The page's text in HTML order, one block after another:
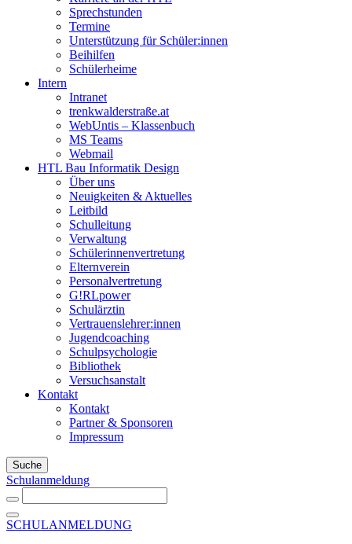
Sprechstunden
Termine
Unterstützung für Schüler:innen
Beihilfen
Schülerheime
Intern
Intranet
trenkwalderstraße.at
WebUntis – Klassenbuch
MS Teams
Webmail
HTL Bau Informatik Design
Über uns
Neuigkeiten & Aktuelles
Leitbild
Schulleitung
Verwaltung
Schülerinnenvertretung
Elternverein
Personalvertretung
G!RLpower
Schulärztin
Vertrauenslehrer:innen
Jugendcoaching
Schulpsychologie
Bibliothek
Versuchsanstalt
Kontakt
Kontakt
Partner & Sponsoren
Impressum
Suche
Schulanmeldung
SCHULANMELDUNG